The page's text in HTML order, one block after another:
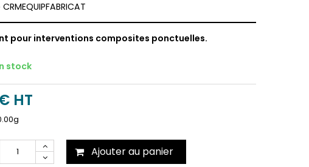
CRMEQUIPFABRICAT
pour interventions composites ponctuelles.
stock
HT
Ajouter au panier